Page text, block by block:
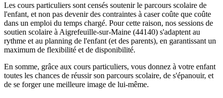
Les cours particuliers sont censés soutenir le parcours scolaire de
l'enfant, et non pas devenir des contraintes à caser coûte que coûte
dans un emploi du temps chargé. Pour cette raison, nos sessions de
soutien scolaire à Aigrefeuille-sur-Maine (44140) s'adaptent au
rythme et au planning de l'enfant (et des parents), en garantissant un
maximum de flexibilité et de disponibilité.
En somme, grâce aux cours particuliers, vous donnez à votre enfant
toutes les chances de réussir son parcours scolaire, de s'épanouir, et
de se forger une meilleure image de lui-même.